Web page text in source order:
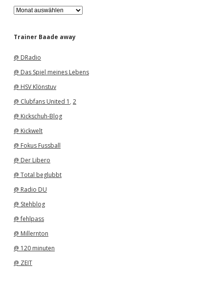
A
r
h
Trainer Baade away
@ DRadio
@ Das Spiel meines Lebens
@ HSV Klönstuv
@ Clubfans United 1 , 2
@ Kickschuh-Blog
@ Kickwelt
@ Fokus Fussball
@ Der Libero
@ Total beglubbt
@ Radio DU
@ Stehblog
@ fehlpass
@ Millernton
@ 120 minuten
@ ZEIT